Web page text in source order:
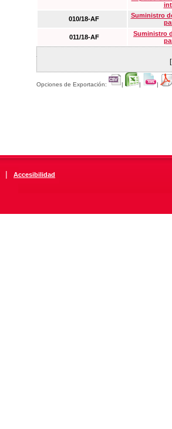
010/18-AF
Suministro
011/18-AF
Suministro
Opciones de Exportación: | | |
| Accesibilidad